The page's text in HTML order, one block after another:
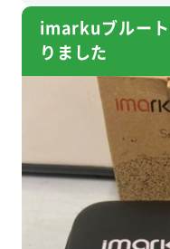
imarkuブルー
りました